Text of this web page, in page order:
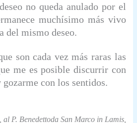
no queda anulado por el
muchísimo más vivo
del mismo deseo.
son cada vez más raras las
me es posible discurrir con
con los sentidos.
P. Benedettoda San Marco in Lamis,